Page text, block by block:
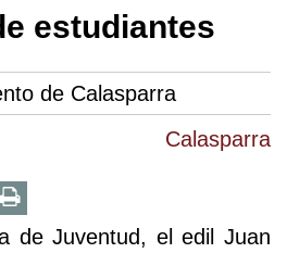
Calasparra
estudiantes
de Calasparra
de Juventud, el edil Juan